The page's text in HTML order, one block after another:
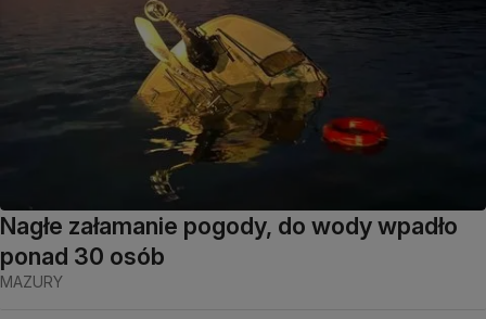
Nagłe załamanie pogody, do wody wpadło
ponad 30 osób
MAZURY